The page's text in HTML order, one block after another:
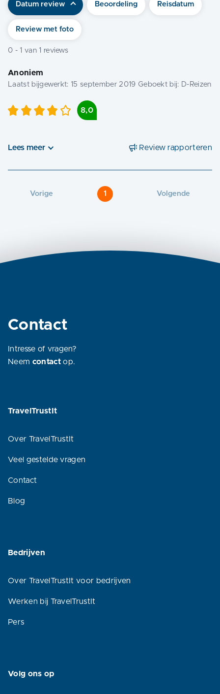
Datum review Beoordeling Reisdatum
Review met foto
0 - 1 van 1 reviews
Anoniem
Laatst bijgewerkt: 15 september 2019 Geboekt bij: D-Reizen
8,0
Lees meer Review rapporteren
Vorige 1 Volgende
Contact
Intresse of vragen?
Neem contact op.
TravelTrustIt
Over TravelTrustIt
Veel gestelde vragen
Contact
Blog
Bedrijven
Over TravelTrustIt voor bedrijven
Werken bij TravelTrustIt
Pers
Volg ons op